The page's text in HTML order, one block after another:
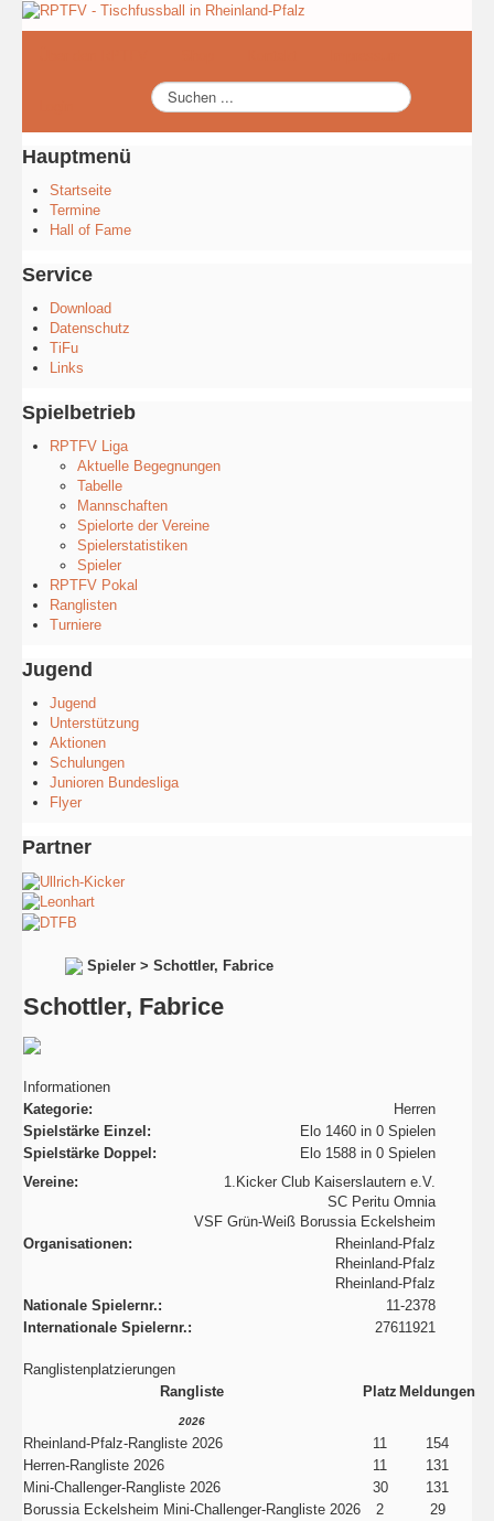
Suchen
...
Hauptmenü
Startseite
Termine
Hall of Fame
Service
Download
Datenschutz
TiFu
Links
Spielbetrieb
RPTFV Liga
Aktuelle Begegnungen
Tabelle
Mannschaften
Spielorte der Vereine
Spielerstatistiken
Spieler
RPTFV Pokal
Ranglisten
Turniere
Jugend
Jugend
Unterstützung
Aktionen
Schulungen
Junioren Bundesliga
Flyer
Partner
Spieler > Schottler, Fabrice
Schottler, Fabrice
Informationen
Kategorie:
Herren
Spielstärke Einzel:
Elo 1460 in 0 Spielen
Spielstärke Doppel:
Elo 1588 in 0 Spielen
Vereine:
1.Kicker Club Kaiserslautern e.V.
SC Peritu Omnia
VSF Grün-Weiß Borussia Eckelsheim
Organisationen:
Rheinland-Pfalz
Rheinland-Pfalz
Rheinland-Pfalz
Nationale Spielernr.:
11-2378
Internationale Spielernr.:
27611921
Ranglistenplatzierungen
Rangliste
Platz Meldungen
2026
Rheinland-Pfalz-Rangliste 2026 11
154
Herren-Rangliste 2026
11
131
Mini-Challenger-Rangliste 2026
30
131
Borussia Eckelsheim Mini-Challenger-Rangliste 2026
2
29